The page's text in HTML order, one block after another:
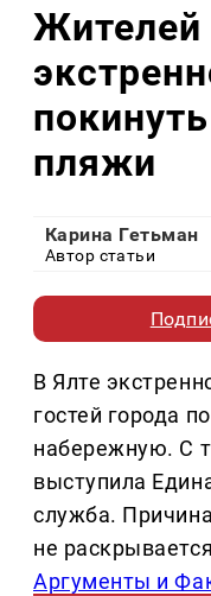
Жителей
пляжи
Карина Гетьман
Автор статьи
В Ялте
гостей города
набережную. С
выступила
служба.
не
Аргументы и